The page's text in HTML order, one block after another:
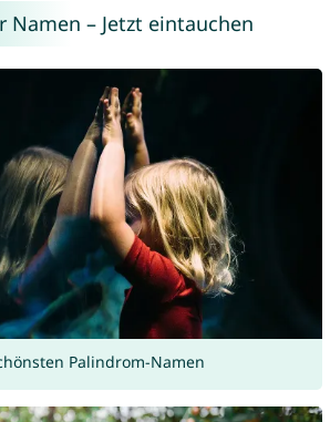
Namen – Jetzt eintauchen
Palindrom-Namen